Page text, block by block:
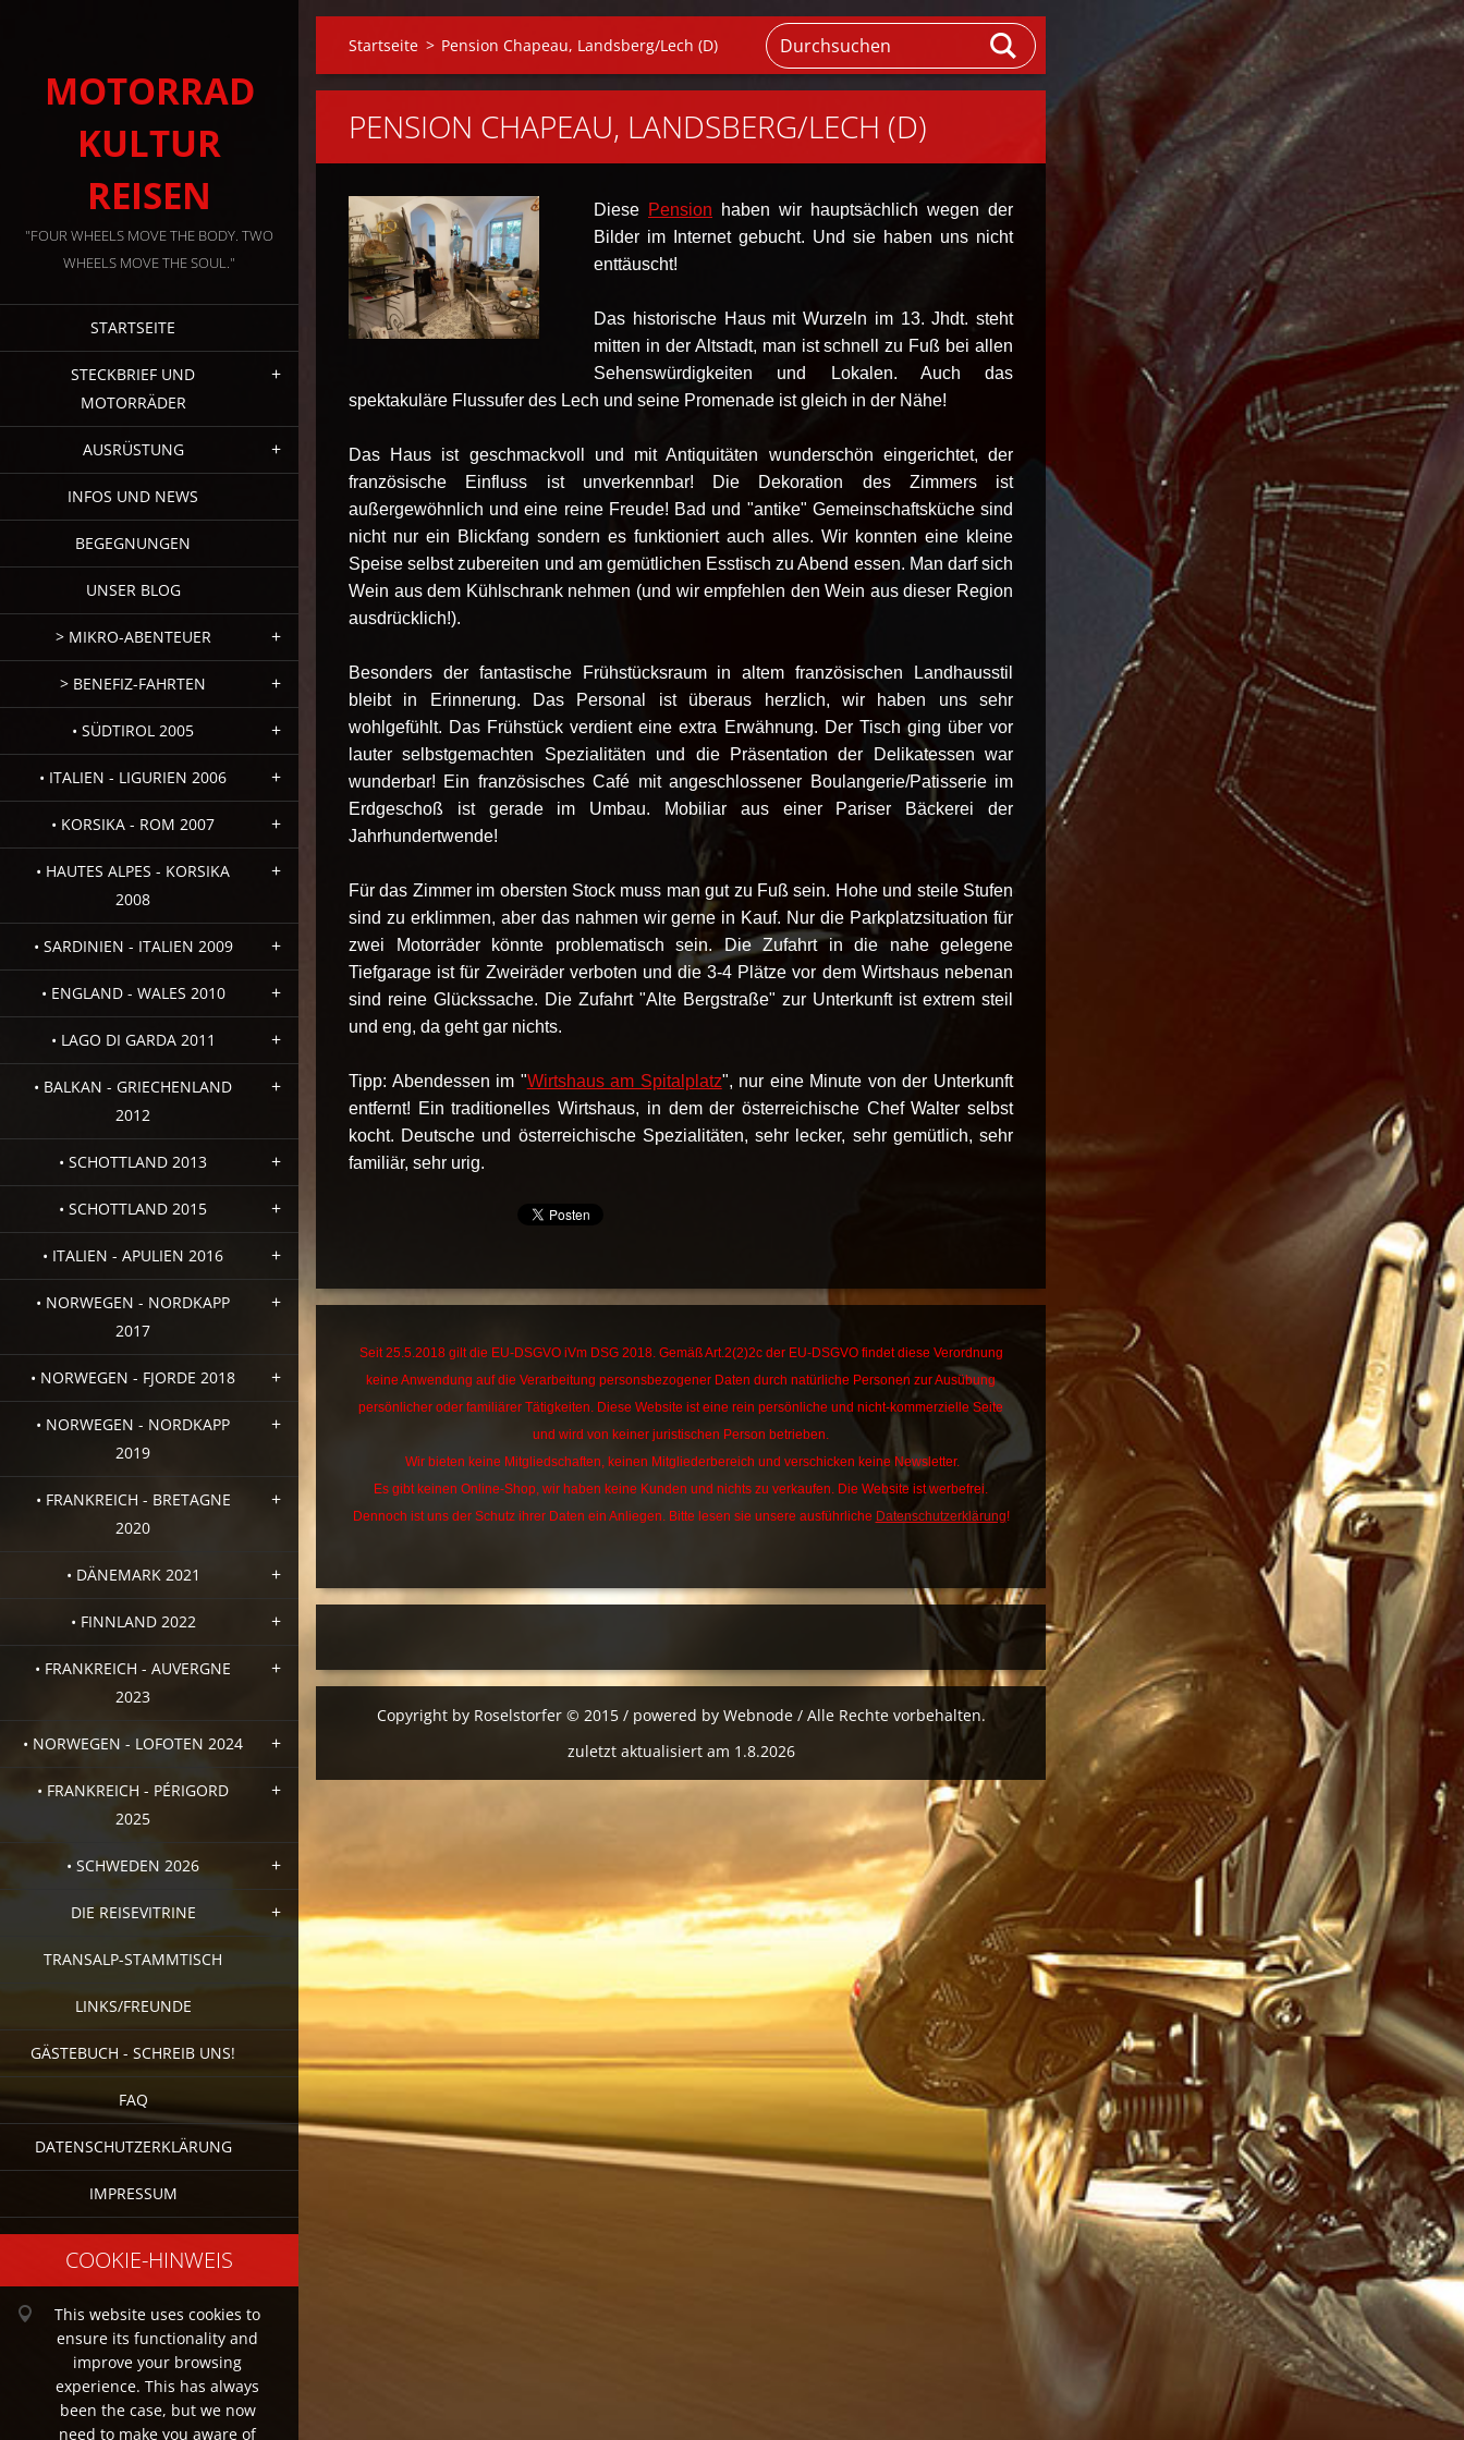
MOTORRAD
KULTUR
REISEN
"FOUR WHEELS MOVE THE BODY. TWO
WHEELS MOVE THE SOUL."
STARTSEITE
STECKBRIEF UND
MOTORRÄDER
AUSRÜSTUNG
INFOS UND NEWS
BEGEGNUNGEN
UNSER BLOG
> MIKRO-ABENTEUER
> BENEFIZ-FAHRTEN
• SÜDTIROL 2005
• ITALIEN - LIGURIEN 2006
• KORSIKA - ROM 2007
• HAUTES ALPES - KORSIKA
2008
• SARDINIEN - ITALIEN 2009
• ENGLAND - WALES 2010
• LAGO DI GARDA 2011
• BALKAN - GRIECHENLAND
2012
• SCHOTTLAND 2013
• SCHOTTLAND 2015
• ITALIEN - APULIEN 2016
• NORWEGEN - NORDKAPP
2017
• NORWEGEN - FJORDE 2018
• NORWEGEN - NORDKAPP
2019
• FRANKREICH - BRETAGNE
2020
• DÄNEMARK 2021
• FINNLAND 2022
• FRANKREICH - AUVERGNE
2023
• NORWEGEN - LOFOTEN 2024
• FRANKREICH - PÉRIGORD
2025
• SCHWEDEN 2026
DIE REISEVITRINE
TRANSALP-STAMMTISCH
LINKS/FREUNDE
GÄSTEBUCH - SCHREIB UNS!
FAQ
DATENSCHUTZERKLÄRUNG
IMPRESSUM
COOKIE-HINWEIS
This website uses cookies to
ensure its functionality and
improve your browsing
experience. This has always
been the case, but we now
need to make you aware of
Startseite > Pension Chapeau, Landsberg/Lech (D)
PENSION CHAPEAU, LANDSBERG/LECH (D)
Diese Pension haben wir hauptsächlich wegen der
Bilder im Internet gebucht. Und sie haben uns nicht
enttäuscht!
Das historische Haus mit Wurzeln im 13. Jhdt. steht
mitten in der Altstadt, man ist schnell zu Fuß bei allen
Sehenswürdigkeiten und Lokalen. Auch das
spektakuläre Flussufer des Lech und seine Promenade ist gleich in der Nähe!
Das Haus ist geschmackvoll und mit Antiquitäten wunderschön eingerichtet, der
französische Einfluss ist unverkennbar! Die Dekoration des Zimmers ist
außergewöhnlich und eine reine Freude! Bad und "antike" Gemeinschaftsküche sind
nicht nur ein Blickfang sondern es funktioniert auch alles. Wir konnten eine kleine
Speise selbst zubereiten und am gemütlichen Esstisch zu Abend essen. Man darf sich
Wein aus dem Kühlschrank nehmen (und wir empfehlen den Wein aus dieser Region
ausdrücklich!).
Besonders der fantastische Frühstücksraum in altem französischen Landhausstil
bleibt in Erinnerung. Das Personal ist überaus herzlich, wir haben uns sehr
wohlgefühlt. Das Frühstück verdient eine extra Erwähnung. Der Tisch ging über vor
lauter selbstgemachten Spezialitäten und die Präsentation der Delikatessen war
wunderbar! Ein französisches Café mit angeschlossener Boulangerie/Patisserie im
Erdgeschoß ist gerade im Umbau. Mobiliar aus einer Pariser Bäckerei der
Jahrhundertwende!
Für das Zimmer im obersten Stock muss man gut zu Fuß sein. Hohe und steile Stufen
sind zu erklimmen, aber das nahmen wir gerne in Kauf. Nur die Parkplatzsituation für
zwei Motorräder könnte problematisch sein. Die Zufahrt in die nahe gelegene
Tiefgarage ist für Zweiräder verboten und die 3-4 Plätze vor dem Wirtshaus nebenan
sind reine Glückssache. Die Zufahrt "Alte Bergstraße" zur Unterkunft ist extrem steil
und eng, da geht gar nichts.
Tipp: Abendessen im "Wirtshaus am Spitalplatz", nur eine Minute von der Unterkunft
entfernt! Ein traditionelles Wirtshaus, in dem der österreichische Chef Walter selbst
kocht. Deutsche und österreichische Spezialitäten, sehr lecker, sehr gemütlich, sehr
familiär, sehr urig.
Seit 25.5.2018 gilt die EU-DSGVO iVm DSG 2018. Gemäß Art.2(2)2c der EU-DSGVO findet diese Verordnung
keine Anwendung auf die Verarbeitung personsbezogener Daten durch natürliche Personen zur Ausübung
persönlicher oder familiärer Tätigkeiten. Diese Website ist eine rein persönliche und nicht-kommerzielle Seite
und wird von keiner juristischen Person betrieben.
Wir bieten keine Mitgliedschaften, keinen Mitgliederbereich und verschicken keine Newsletter.
Es gibt keinen Online-Shop, wir haben keine Kunden und nichts zu verkaufen. Die Website ist werbefrei.
Dennoch ist uns der Schutz ihrer Daten ein Anliegen. Bitte lesen sie unsere ausführliche Datenschutzerklärung!
Copyright by Roselstorfer © 2015 / powered by Webnode / Alle Rechte vorbehalten.
zuletzt aktualisiert am 1.8.2026